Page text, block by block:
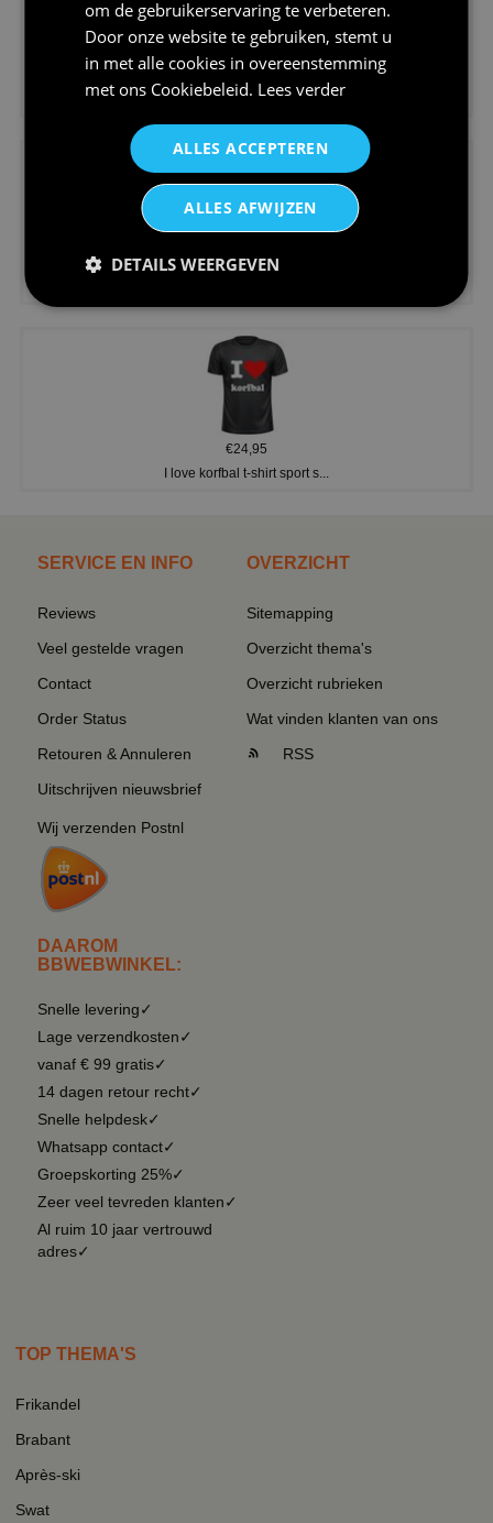
€24,95
Koningsdag shirt heren v-hals ...
€24,95
€24,95
I love korfbal t-shirt sport s...
SERVICE EN INFO
Reviews
Veel gestelde vragen
Contact
Order Status
Retouren & Annuleren
Uitschrijven nieuwsbrief
Wij verzenden Postnl
DAAROM
BBWEBWINKEL:
Snelle levering✓
Lage verzendkosten✓
vanaf € 99 gratis✓
14 dagen retour recht✓
Snelle helpdesk✓
Whatsapp contact✓
Groepskorting 25%✓
Zeer veel tevreden klanten✓
Al ruim 10 jaar vertrouwd
adres✓
OVERZICHT
Sitemapping
Overzicht thema's
Overzicht rubrieken
Wat vinden klanten van ons
RSS
TOP THEMA'S
Frikandel
Brabant
Après-ski
Swat
om de gebruikerservaring te verbeteren.
Door onze website te gebruiken, stemt u
in met alle cookies in overeenstemming
met ons Cookiebeleid. Lees verder
ALLES ACCEPTEREN
ALLES AFWIJZEN
DETAILS WEERGEVEN